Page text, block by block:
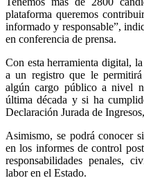
plataforma queremos
informado y responsable”,
en conferencia de prensa.
Con esta herramienta digital,
a un registro que le
algún cargo público a nivel
última década y si ha
Declaración Jurada de
Asimismo, se podrá conocer
en los informes de control
responsabilidades penales,
labor en el Estado.